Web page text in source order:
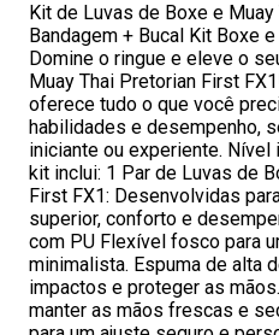
Kit de Luvas de Boxe e
Bandagem + Bucal Kit Boxe
Domine o ringue e eleve o
Muay Thai Pretorian First
oferece tudo o que você
habilidades e desempenho,
iniciante ou experiente. Nível
kit inclui: 1 Par de Luvas de
First FX1: Desenvolvidas
superior, conforto e
com PU Flexível fosco para
minimalista. Espuma de alta
impactos e proteger as
manter as mãos frescas e